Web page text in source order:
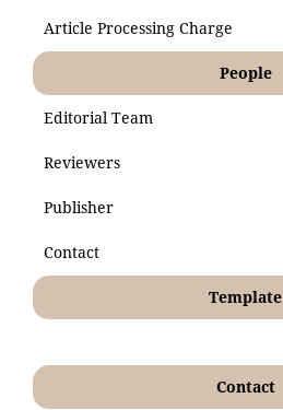
Article Processing Charge
People
Editorial Team
Reviewers
Publisher
Contact
Template
Contact